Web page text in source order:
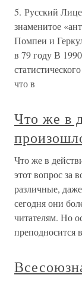
5. Русский
знаменитое
Помпеи и
в 79 году В
что в
Что же в
Что же в
этот вопрос за
различные,
сегодня они
читателям. Но
преподносится